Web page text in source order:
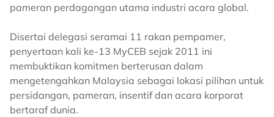
pameran perdagangan utama industri acara global.
Disertai delegasi seramai 11 rakan pempamer,
penyertaan kali ke-13 MyCEB sejak 2011 ini
membuktikan komitmen berterusan dalam
mengetengahkan Malaysia sebagai lokasi pilihan untuk
persidangan, pameran, insentif dan acara korporat
bertaraf dunia.